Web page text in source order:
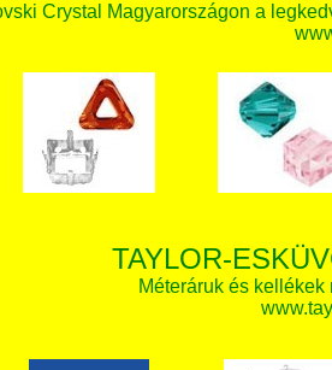
Crystal Magyarországon a
TAYLOR-
Méteráruk és